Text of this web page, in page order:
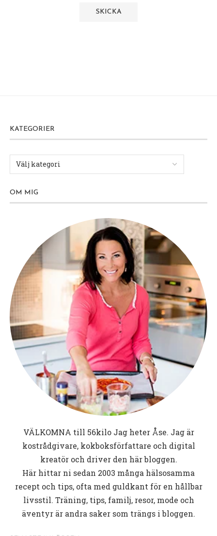
KATEGORIER
OM MIG
VÄLKOMNA till 56kiloJag heter Åse. Jag är
kostrådgivare, kokboksförfattare och digital
kreatör och driver den här bloggen.
Här hittar ni sedan 2003 många hälsosamma
recept och tips, ofta med guldkant för en hållbar
livsstil. Träning, tips, familj, resor, mode och
äventyr är andra saker som trängs i bloggen.